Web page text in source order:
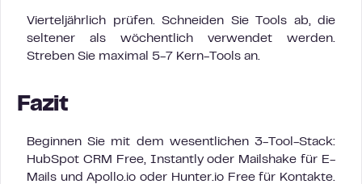
Vierteljährlich prüfen. Schneiden Sie Tools ab, die
seltener als wöchentlich verwendet werden.
Streben Sie maximal 5-7 Kern-Tools an.
Fazit
Beginnen Sie mit dem wesentlichen 3-Tool-Stack:
HubSpot CRM Free, Instantly oder Mailshake für E-
Mails und Apollo.io oder Hunter.io Free für Kontakte.